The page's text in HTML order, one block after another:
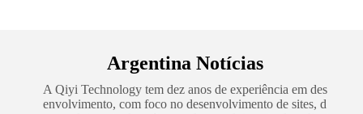
Argentina Notícias
A Qiyi Technology tem dez anos de experiência em des
envolvimento, com foco no desenvolvimento de sites, d